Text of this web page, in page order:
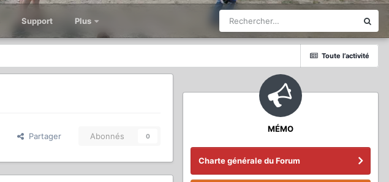
Support Plus
Toute l’activité
Partager Abonnés 0
MÉMO
Charte générale du Forum